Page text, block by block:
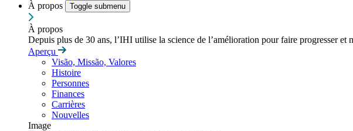
À propos
Toggle submenu
À propos
Depuis plus de 30 ans, l’IHI utilise la science de l’amélioration pour faire progresser et
Aperçu
Visão, Missão, Valores
Histoire
Personnes
Finances
Carrières
Nouvelles
Image